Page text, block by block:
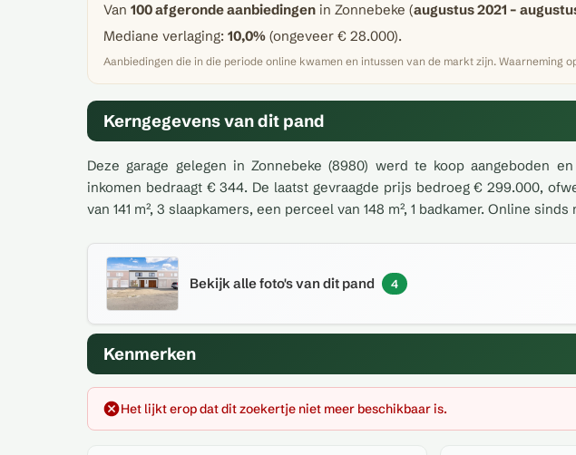
Van 100 afgeronde aanbiedingen in Zonnebeke (augustus 2021 –
Mediane verlaging: 10,0% (ongeveer € 28.000).
Aanbiedingen die in die periode online kwamen en intussen van de markt zijn. Waarneming
Kerngegevens van dit pand
Deze garage gelegen in Zonnebeke (8980) werd te koop aangeboden
inkomen bedraagt € 344. De laatst gevraagde prijs bedroeg € 299.000,
van 141 m², 3 slaapkamers, een perceel van 148 m², 1 badkamer. Online sinds
Bekijk alle foto's van dit pand 4
Kenmerken
Het lijkt erop dat dit zoekertje niet meer beschikbaar is.